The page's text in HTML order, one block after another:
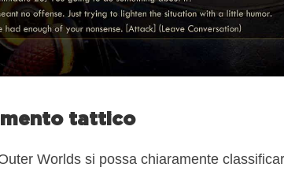
tattico
Worlds si possa chiaramente